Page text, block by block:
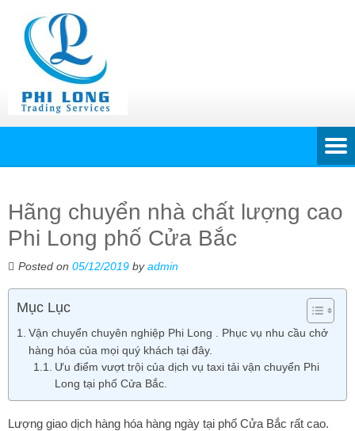
Hãng chuyển nhà chất lượng cao
Phi Long phố Cửa Bắc
Posted on 05/12/2019 byadmin
Mục Lục
Vận chuyển chuyên nghiệp Phi Long . Phục vụ nhu cầu chở
hàng hóa của mọi quý khách tại đây.
Ưu điểm vượt trội của dịch vụ taxi tải vận chuyển Phi
Long tại phố Cửa Bắc.
Lượng giao dịch hàng hóa hàng ngày tại phố Cửa Bắc rất cao.